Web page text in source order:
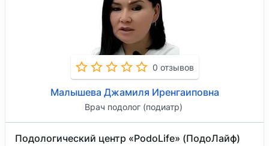
0 отзывов
Малышева Джамиля Иренгаиповна
Врач подолог (подиатр)
Подологический центр «PodoLife» (ПодоЛайф)